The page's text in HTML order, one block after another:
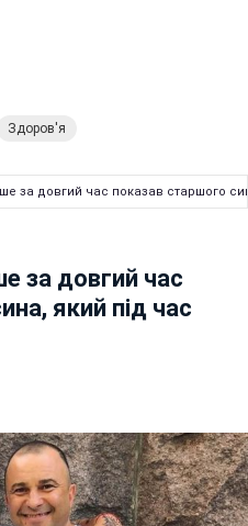
Здоров'я
за довгий час показав старшого
за довгий час
який під час